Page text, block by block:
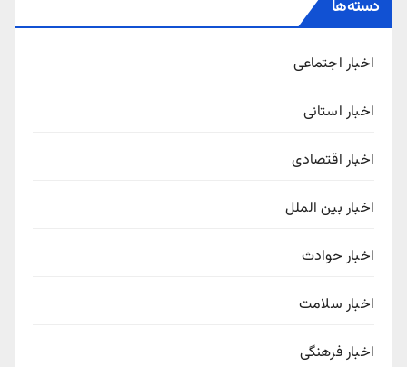
دسته‌ها
اخبار اجتماعی
اخبار استانی
اخبار اقتصادی
اخبار بین الملل
اخبار حوادث
اخبار سلامت
اخبار فرهنگی